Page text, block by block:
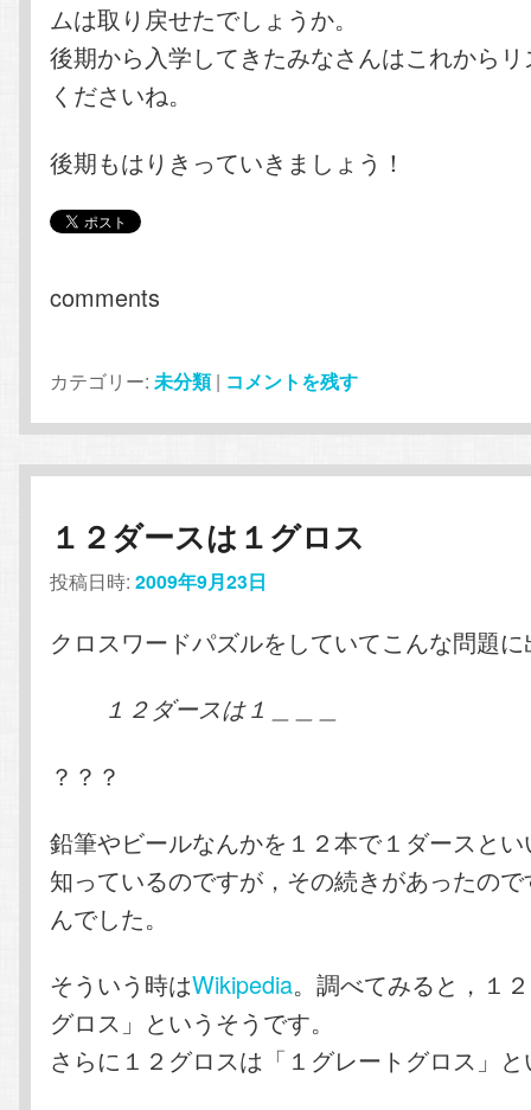
ムは取り戻せたでしょうか。
後期から入学してきたみなさんはこれから
くださいね。
後期もはりきっていきましょう！
comments
カテゴリー: 未分類 | コメントを残す
１２ダースは１グロス
投稿日時:2009年9月23日
クロスワードパズルをしていてこんな問題
１２ダースは１＿＿＿
？？？
鉛筆やビールなんかを１２本で１ダースと
知っているのですが，その続きがあったの
んでした。
そういう時はWikipedia。調べてみると，１
グロス」というそうです。
さらに１２グロスは「１グレートグロス」